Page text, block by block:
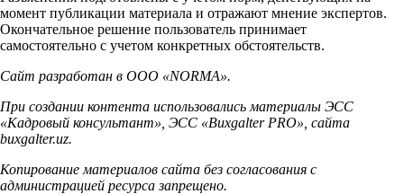
момент публикации материала и отражают мнение экспертов.
Окончательное решение пользователь принимает
самостоятельно с учетом конкретных обстоятельств.
Сайт разработан в ООО «NORMA».
При создании контента использовались материалы ЭСС
«Кадровый консультант», ЭСС «Buxgalter PRO», сайта
buxgalter.uz.
Копирование материалов сайта без согласования с
администрацией ресурса запрещено.